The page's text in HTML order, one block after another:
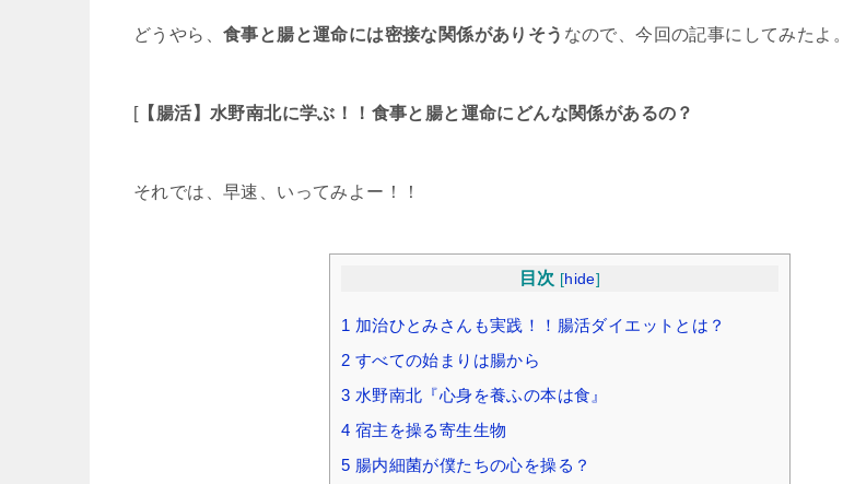
どうやら、 食事と腸と運命には密接な関係がありそう なので、今回の記事にしてみたよ。
[【腸活】水野南北に学ぶ！！食事と腸と運命にどんな関係があるの？
それでは、早速、いってみよー！！
目次 [hide]
1 加治ひとみさんも実践！！腸活ダイエットとは？
2 すべての始まりは腸から
3 水野南北『心身を養ふの本は食』
4 宿主を操る寄生生物
5 腸内細菌が僕たちの心を操る？